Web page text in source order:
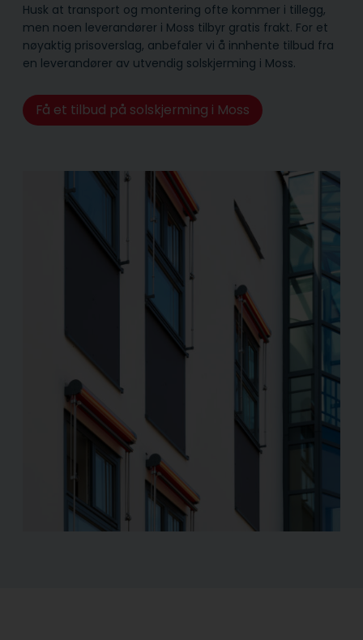
Husk at transport og montering ofte kommer i tillegg,
men noen leverandører i Moss tilbyr gratis frakt. For et
nøyaktig prisoverslag, anbefaler vi å innhente tilbud fra
en leverandører av utvendig solskjerming i Moss.
Få et tilbud på solskjerming i Moss